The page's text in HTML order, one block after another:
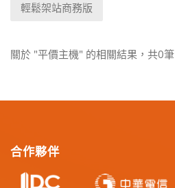
輕鬆架站商務版
關於 "平價主機" 的相關結果，共0筆
合作夥伴